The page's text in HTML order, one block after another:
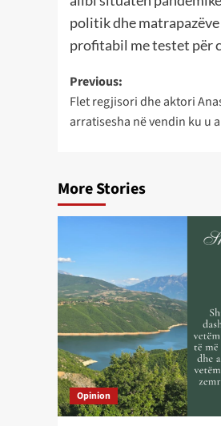
politik dhe matrapazëve
profitabil me testet për
Post
navigation
Previous:
Flet regjisori dhe aktori
arratisesha në vendin ku u
More Stories
Opinion